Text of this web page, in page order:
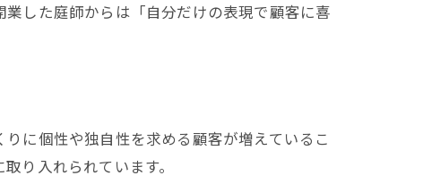
した庭師からは「自分だけの表現で顧客に喜
に個性や独自性を求める顧客が増えているこ
り入れられています。